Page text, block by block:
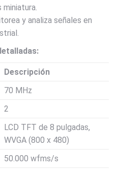
y analiza señales en
Descripción
70 MHz
2
LCD TFT de 8 pulgadas,
WVGA (800 x 480)
50.000 wfms/s